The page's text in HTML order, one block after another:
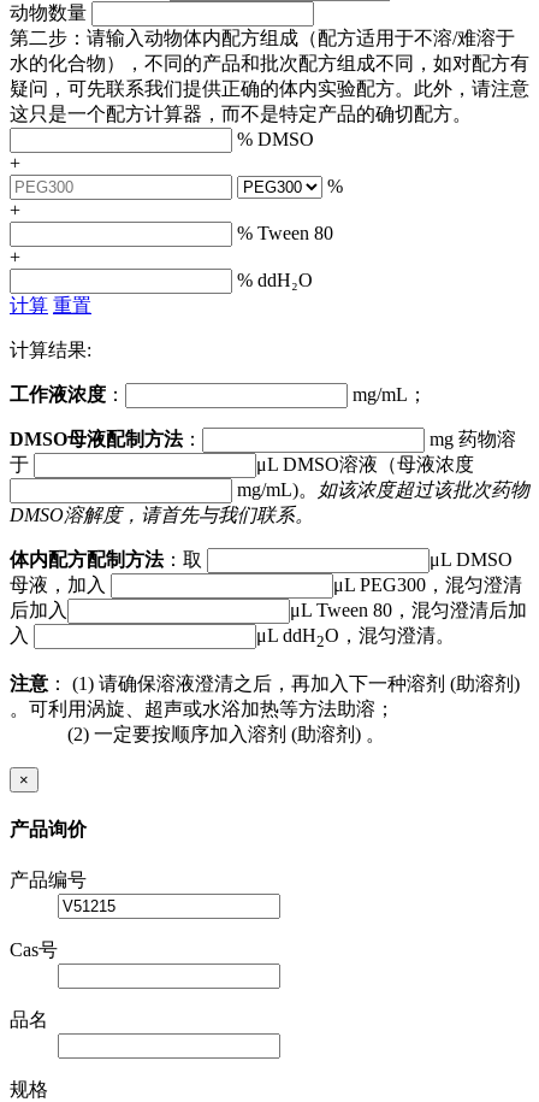
动物数量
第二步：请输入动物体内配方组成（配方适用于不溶/难溶于
水的化合物），不同的产品和批次配方组成不同，如对配方有
疑问，可先联系我们提供正确的体内实验配方。此外，请注意
这只是一个配方计算器，而不是特定产品的确切配方。
% DMSO
+
%
+
% Tween 80
+
% ddH₂O
计算 重置
计算结果:
工作液浓度 ： mg/mL；
DMSO母液配制方法：
mg 药物溶
于
μL DMSO溶液（母液浓度
mg/mL)。
如该浓度超过该批次药物
DMSO溶解度，请首先与我们联系。
体内配方配制方法： 取
μL DMSO
母液，加入
μL PEG300 ，混匀澄清
后加入
μL Tween 80，混匀澄清后加
入
μL ddH2O，混匀澄清。
注意 ：
(1) 请确保溶液澄清之后，再加入下一种溶剂 (助溶剂)
。可利用涡旋、超声或水浴加热等方法助溶；
(2) 一定要按顺序加入溶剂 (助溶剂) 。
×
产品询价
产品编号
Cas号
品名
规格